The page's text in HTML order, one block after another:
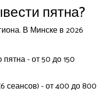
пятна?
В Минске в 2026
- от 50 до 150
сеансов) - от 400 до 800